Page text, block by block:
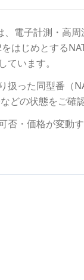
、電子計測・高
をはじめとする
います。
扱った同型番（
どの状態をご確
否・価格が変動